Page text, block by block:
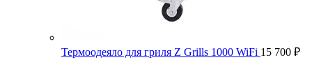
Термоодеяло для гриля Z Grills 1000 WiFi 15 700 ₽